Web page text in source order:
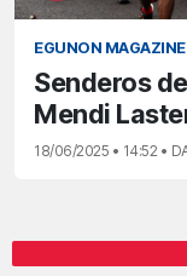
EGUNON MAGAZINE
Senderos
Mendi
18/06/2025 • 14:52 •